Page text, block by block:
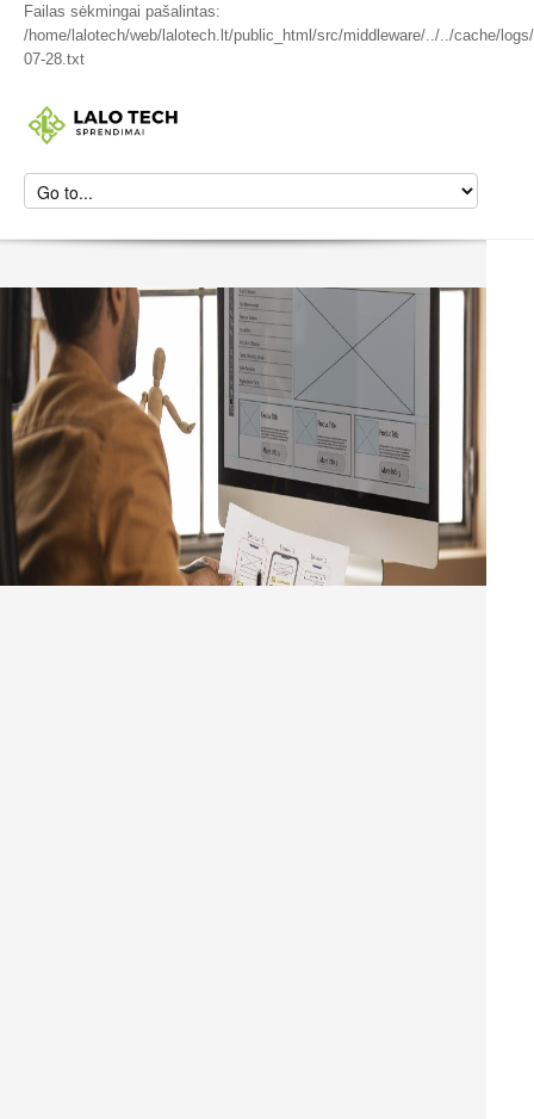
Failas sėkmingai pašalintas:
/home/lalotech/web/lalotech.lt/public_html/src/middleware/../../cache/
07-28.txt